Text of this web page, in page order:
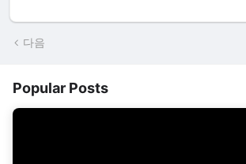
다음
Popular Posts